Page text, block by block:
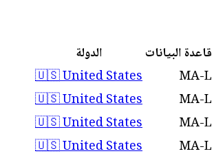
قاعدة البيانات
الدولة
MA-L
🇺🇸 United States
MA-L
🇺🇸 United States
MA-L
🇺🇸 United States
MA-L
🇺🇸 United States